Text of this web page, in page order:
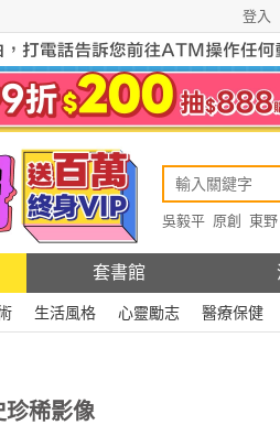
登入
吳毅平 原創 東野
套書館
生活風格 心靈勵志 醫療保健
珍稀影像